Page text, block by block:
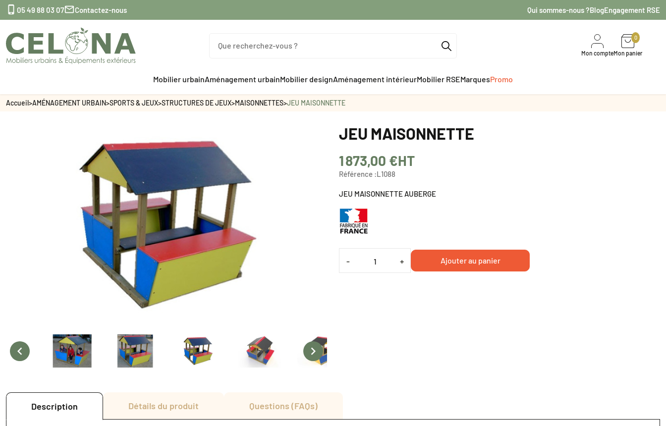
 05 49 88 03 07Contactez-nous Qui sommes-nous ?BlogEngagement RSE
Mon compte
0
Mon panier
Mobilier urbainAménagement urbainMobilier designAménagement intérieurMobilier RSEMarquesPromo
Accueil>AMÉNAGEMENT URBAIN>SPORTS & JEUX>STRUCTURES DE JEUX>MAISONNETTES>JEU MAISONNETTE
 
JEU MAISONNETTE
1 873,00 €HT
Référence :L1088
JEU MAISONNETTE AUBERGE
- + Ajouter au panier
Description Détails du produit Questions (FAQs)